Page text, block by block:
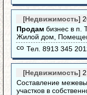
[Недвижимость]
Продам бизнес в п.
Жилой дом,
Тел. 8913 345
[Недвижимость]
Составление
участков в